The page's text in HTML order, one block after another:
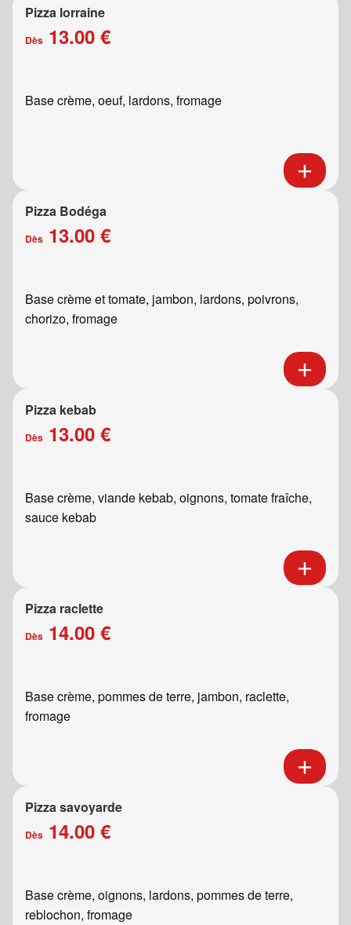
Pizza lorraine
Dès 13.00 €
Base crème, oeuf, lardons, fromage
Pizza Bodéga
Dès 13.00 €
Base crème et tomate, jambon, lardons, poivrons,
chorizo, fromage
Pizza kebab
Dès 13.00 €
Base crème, viande kebab, oignons, tomate fraîche,
sauce kebab
Pizza raclette
Dès 14.00 €
Base crème, pommes de terre, jambon, raclette,
fromage
Pizza savoyarde
Dès 14.00 €
Base crème, oignons, lardons, pommes de terre,
reblochon, fromage